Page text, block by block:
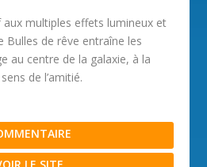
multiples effets lumineux et
Bulles de rêve entraîne les
au centre de la galaxie, à la
de l’amitié.